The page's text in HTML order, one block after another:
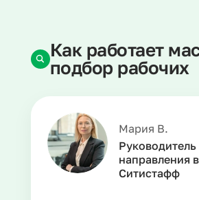
Мария В.
Руководитель
направления в
Ситистафф
Как работает
подбор рабочих